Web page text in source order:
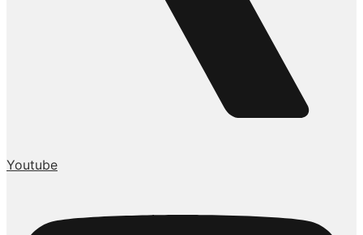
Youtube